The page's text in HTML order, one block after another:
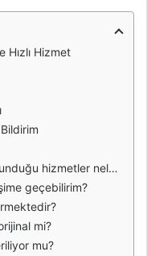
Hızlı Hizmet
hizmetler nelerdir?
geçebilirim?
mi?
mu?